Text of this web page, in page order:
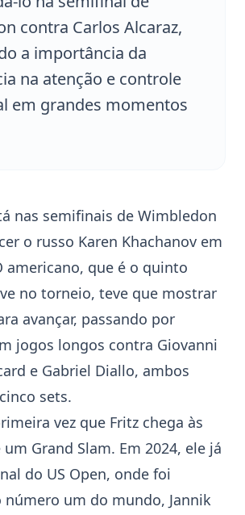
contra Carlos Alcaraz,
a importância da
na atenção e controle
em grandes momentos
nas semifinais de Wimbledon
o russo Karen Khachanov em
americano, que é o quinto
no torneio, teve que mostrar
avançar, passando por
jogos longos contra Giovanni
e Gabriel Diallo, ambos
sets.
vez que Fritz chega às
Grand Slam. Em 2024, ele já
do US Open, onde foi
número um do mundo, Jannik